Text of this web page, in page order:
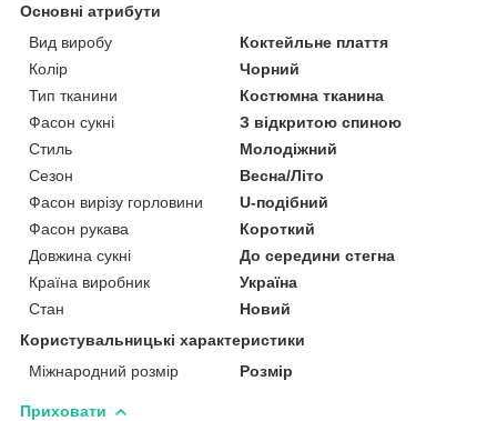
Основні атрибути
Вид виробу
Коктейльне плаття
Колір
Чорний
Тип тканини
Костюмна тканина
Фасон сукні
З відкритою спиною
Стиль
Молодіжний
Сезон
Весна/Літо
Фасон вирізу горловини
U-подібний
Фасон рукава
Короткий
Довжина сукні
До середини стегна
Країна виробник
Україна
Стан
Новий
Користувальницькі характеристики
Міжнародний розмір
Розмір
Приховати